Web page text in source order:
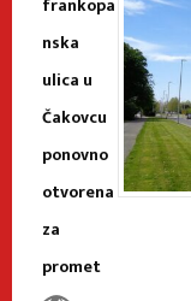
nska
ulica u
Čakovcu
ponovno
otvorena
za
promet